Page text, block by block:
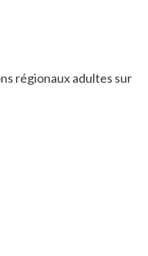
régionaux adultes sur